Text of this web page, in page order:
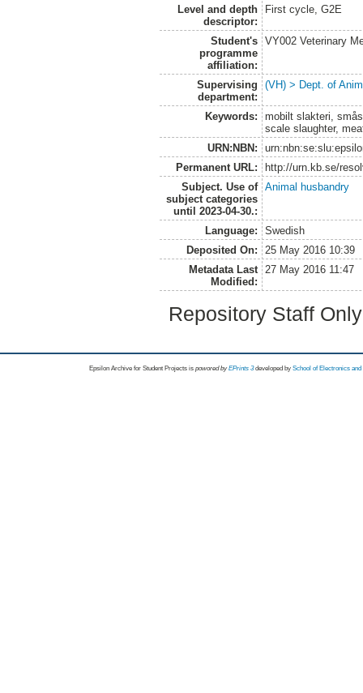
Level and depth
descriptor:
First cycle, G2E
Student's
programme
affiliation:
VY002 Veterinary
Supervising
department:
(VH) > Dept. of
Keywords:
mobilt slakteri,
scale slaughter,
URN:NBN:
Permanent URL:
http://urn.kb.se/
Subject. Use of
subject categories
until 2023-04-30.:
Animal husbandry
Language:
Swedish
Deposited On:
25 May 2016 10:39
Metadata Last
Modified:
27 May 2016 11:47
Repository Staff
Epsilon Archive for Student Projects is powored byEPrints 3 developed by School of Electronics